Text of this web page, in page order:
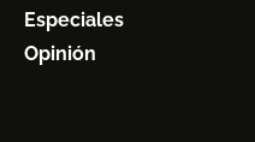
Especiales
Opinión